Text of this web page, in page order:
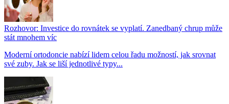
Rozhovor: Investice do rovnátek se vyplatí. Zanedbaný chrup může
stát mnohem víc
Moderní ortodoncie nabízí lidem celou řadu možností, jak srovnat
své zuby. Jak se liší jednotlivé typy...